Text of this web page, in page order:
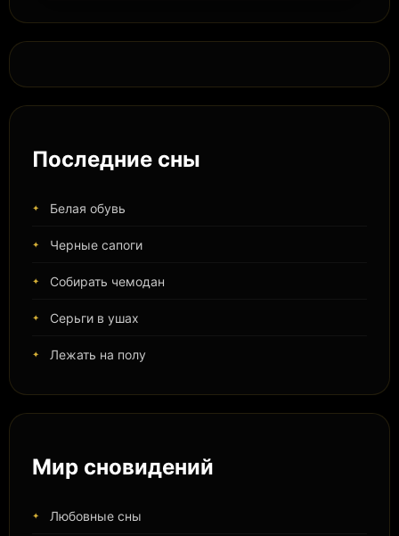
Последние сны
Белая обувь
Черные сапоги
Собирать чемодан
Серьги в ушах
Лежать на полу
Мир сновидений
Любовные сны